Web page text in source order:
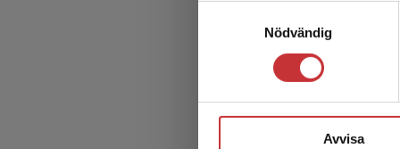
Nödvändig
Avvisa
Lidgren,
582 kr